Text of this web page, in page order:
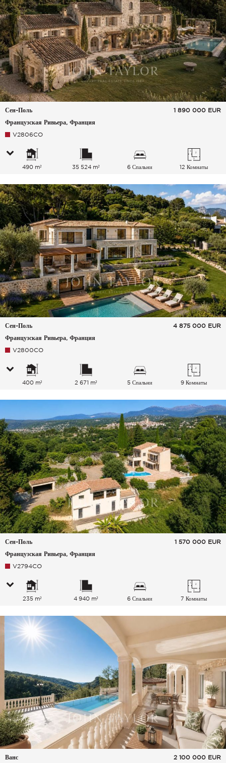
Сен-Поль
Французская Ривьера, Франция
1 890 000 EUR
V2806CO
490 m² 35 524 m² 6 Спальни 12 Комнаты
Сен-Поль
Французская Ривьера, Франция
4 875 000 EUR
V2800CO
400 m² 2 671 m² 5 Спальни 9 Комнаты
Сен-Поль
Французская Ривьера, Франция
1 570 000 EUR
V2794CO
235 m² 4 940 m² 6 Спальни 7 Комнаты
Ванс 2 100 000 EUR